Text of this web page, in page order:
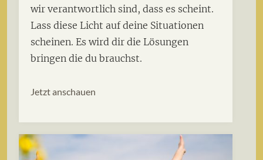
wir verantwortlich sind, dass es scheint.
Lass diese Licht auf deine Situationen
scheinen. Es wird dir die Lösungen
bringen die du brauchst.
Jetzt anschauen